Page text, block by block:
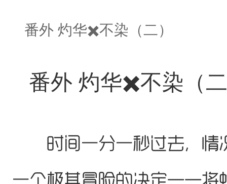
番外 灼华✖️不染（二）
番外 灼华✖️不染（